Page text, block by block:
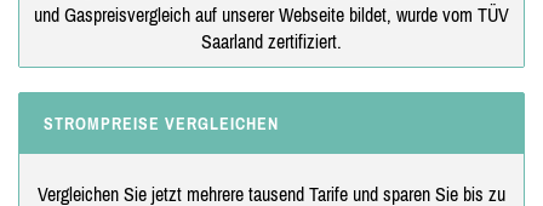
und Gaspreisvergleich auf unserer Webseite bildet, wurde vom TÜV
Saarland zertifiziert.
STROMPREISE VERGLEICHEN
Vergleichen Sie jetzt mehrere tausend Tarife und sparen Sie bis zu